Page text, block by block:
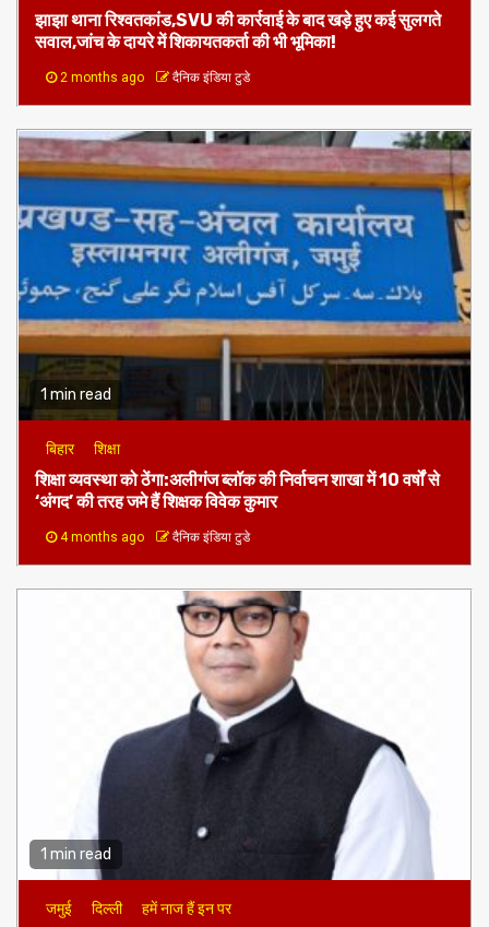
झाझा थाना रिश्वतकांड,SVU की कार्रवाई के बाद खड़े हुए कई सुलगते
सवाल,जांच के दायरे में शिकायतकर्ता की भी भूमिका!
2 months ago दैनिक इंडिया टुडे
1 min read
बिहार शिक्षा
शिक्षा व्यवस्था को ठेंगा:अलीगंज ब्लॉक की निर्वाचन शाखा में 10 वर्षों से
‘अंगद’ की तरह जमे हैं शिक्षक विवेक कुमार
4 months ago दैनिक इंडिया टुडे
1 min read
जमुई दिल्ली हमें नाज हैं इन पर